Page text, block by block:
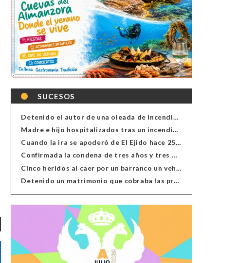
SUCESOS
Detenido el autor de una oleada de incendios de contenedores en Almería
Madre e hijo hospitalizados tras un incendio en la cocina de una vivienda en Almería
Cuando la ira se apoderó de El Ejido hace 25 años
Confirmada la condena de tres años y tres meses al hombre de Antas acusado de xenofobia
Cinco heridos al caer por un barranco un vehículo en Alcolea
Detenido un matrimonio que cobraba las prestaciones de ilegales en Almería, Granada, Málaga, Huelva y Murcia